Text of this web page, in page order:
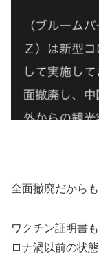
全面撤廃だから
ワクチン証明書
ロナ渦以前の状